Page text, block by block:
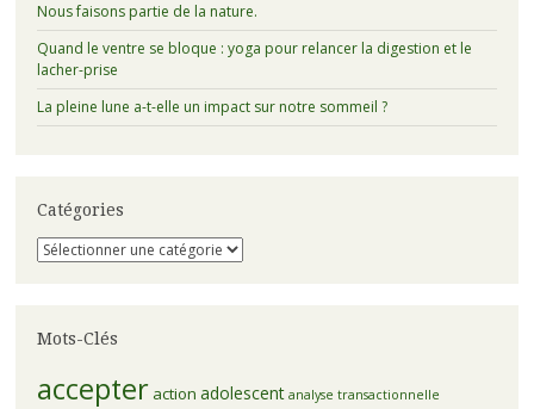
Nous faisons partie de la nature.
Quand le ventre se bloque : yoga pour relancer la digestion et le
lacher-prise
La pleine lune a-t-elle un impact sur notre sommeil ?
Catégories
Catégories
Mots-Clés
accepter action adolescent analyse transactionnelle